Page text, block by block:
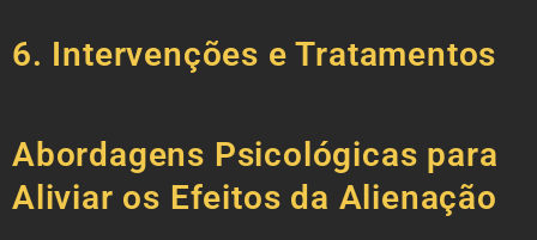
6. Intervenções e Tratamentos
Abordagens Psicológicas para
Aliviar os Efeitos da Alienação